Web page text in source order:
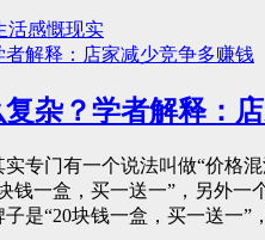
活感慨现实
复杂？学者解释：
专门有一个说法叫做“价格
钱一盒，买一送一”，另外
是“20块钱一盒，买一送一